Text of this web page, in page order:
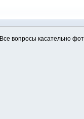
Все вопросы касательно